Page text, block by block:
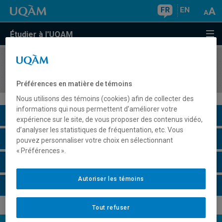
FR EN
Étudier à l'UQAM
COURS//
Description du cours
Horaire - Été 2026
Préférences en matière de témoins
Nous utilisons des témoins (cookies) afin de collecter des
informations qui nous permettent d’améliorer votre
expérience sur le site, de vous proposer des contenus vidéo,
d’analyser les statistiques de fréquentation, etc. Vous
pouvez personnaliser votre choix en sélectionnant
« Préférences ».
Tout refuser
Autoriser les témoins